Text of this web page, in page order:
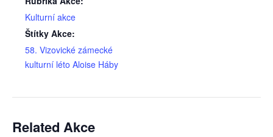
Kulturní akce
Štítky Akce:
58. Vizovické zámecké
kulturní léto Aloise Háby
Related Akce